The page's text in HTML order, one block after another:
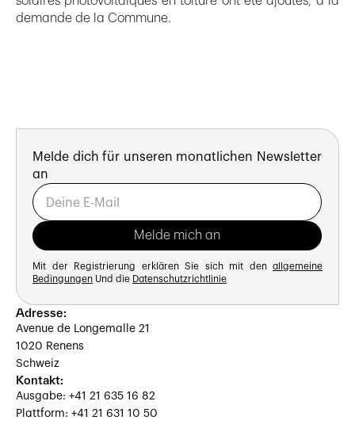
demande de la Commune.
Melde dich für unseren monatlichen Newsletter
an
Mit der Registrierung erklären Sie sich mit den allgemeine
Bedingungen Und die Datenschutzrichtlinie
Adresse:
Avenue de Longemalle 21
1020 Renens
Schweiz
Kontakt:
Ausgabe: +41 21 635 16 82
Plattform: +41 21 631 10 50